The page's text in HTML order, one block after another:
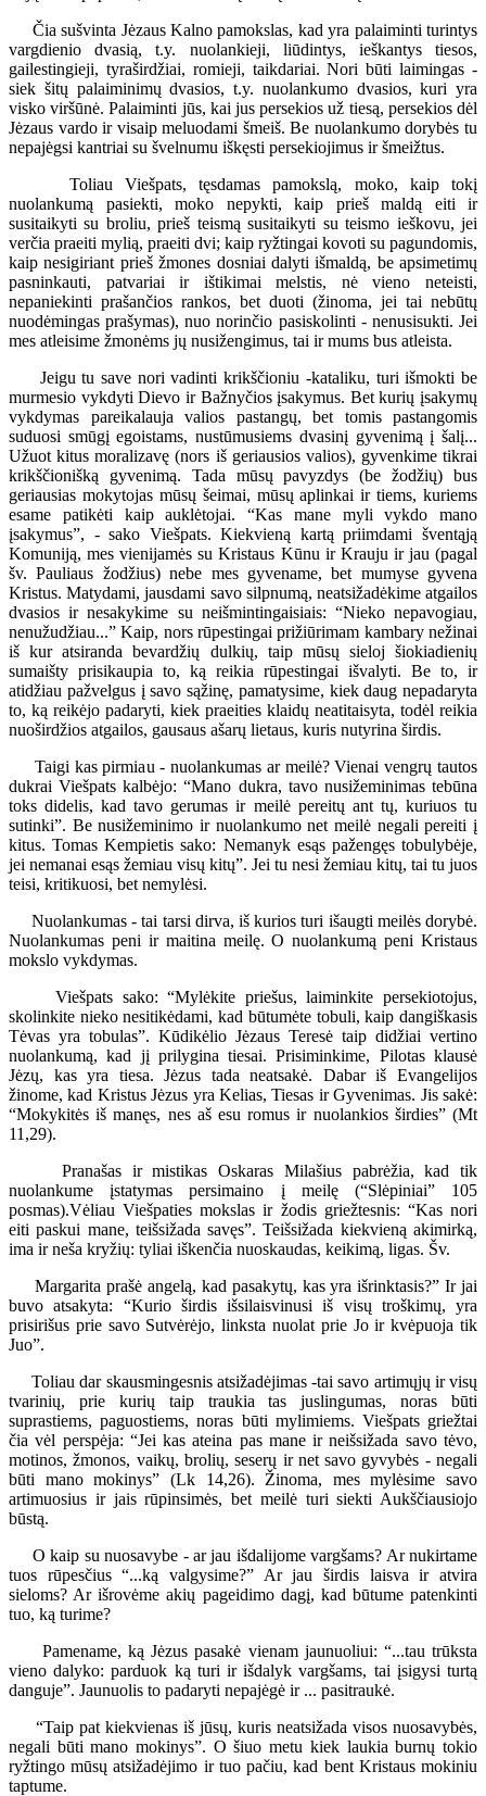
Čia sušvinta Jėzaus Kalno pamokslas, kad yra palaiminti turintys
vargdienio dvasią, t.y. nuolankieji, liūdintys, ieškantys tiesos,
gailestingieji, tyraširdžiai, romieji, taikdariai. Nori būti laimingas -
siek šitų palaiminimų dvasios, t.y. nuolankumo dvasios, kuri yra
visko viršūnė. Palaiminti jūs, kai jus persekios už tiesą, persekios dėl
Jėzaus vardo ir visaip meluodami šmeiš. Be nuolankumo dorybės tu
nepajėgsi kantriai su švelnumu iškęsti persekiojimus ir šmeižtus.
Toliau Viešpats, tęsdamas pamokslą, moko, kaip tokį
nuolankumą pasiekti, moko nepykti, kaip prieš maldą eiti ir
susitaikyti su broliu, prieš teismą susitaikyti su teismo ieškovu, jei
verčia praeiti mylią, praeiti dvi; kaip ryžtingai kovoti su pagundomis,
kaip nesigiriant prieš žmones dosniai dalyti išmaldą, be apsimetimų
pasninkauti, patvariai ir ištikimai melstis, nė vieno neteisti,
nepaniekinti prašančios rankos, bet duoti (žinoma, jei tai nebūtų
nuodėmingas prašymas), nuo norinčio pasiskolinti - nenusisukti. Jei
mes atleisime žmonėms jų nusižengimus, tai ir mums bus atleista.
Jeigu tu save nori vadinti krikščioniu -kataliku, turi išmokti be
murmesio vykdyti Dievo ir Bažnyčios įsakymus. Bet kurių įsakymų
vykdymas pareikalauja valios pastangų, bet tomis pastangomis
suduosi smūgį egoistams, nustūmusiems dvasinį gyvenimą į šalį...
Užuot kitus moralizavę (nors iš geriausios valios), gyvenkime tikrai
krikščionišką gyvenimą. Tada mūsų pavyzdys (be žodžių) bus
geriausias mokytojas mūsų šeimai, mūsų aplinkai ir tiems, kuriems
esame patikėti kaip auklėtojai. “Kas mane myli vykdo mano
įsakymus”, - sako Viešpats. Kiekvieną kartą priimdami šventąją
Komuniją, mes vienijamės su Kristaus Kūnu ir Krauju ir jau (pagal
šv. Pauliaus žodžius) nebe mes gyvename, bet mumyse gyvena
Kristus. Matydami, jausdami savo silpnumą, neatsižadėkime atgailos
dvasios ir nesakykime su neišmintingaisiais: “Nieko nepavogiau,
nenužudžiau...” Kaip, nors rūpestingai prižiūrimam kambary nežinai
iš kur atsiranda bevardžių dulkių, taip mūsų sieloj šiokiadienių
sumaišty prisikaupia to, ką reikia rūpestingai išvalyti. Be to, ir
atidžiau pažvelgus į savo sąžinę, pamatysime, kiek daug nepadaryta
to, ką reikėjo padaryti, kiek praeities klaidų neatitaisyta, todėl reikia
nuoširdžios atgailos, gausaus ašarų lietaus, kuris nutyrina širdis.
Taigi kas pirmiau - nuolankumas ar meilė? Vienai vengrų tautos
dukrai Viešpats kalbėjo: “Mano dukra, tavo nusižeminimas tebūna
toks didelis, kad tavo gerumas ir meilė pereitų ant tų, kuriuos tu
sutinki”. Be nusižeminimo ir nuolankumo net meilė negali pereiti į
kitus. Tomas Kempietis sako: Nemanyk esąs pažengęs tobulybėje,
jei nemanai esąs žemiau visų kitų”. Jei tu nesi žemiau kitų, tai tu juos
teisi, kritikuosi, bet nemylėsi.
Nuolankumas - tai tarsi dirva, iš kurios turi išaugti meilės dorybė.
Nuolankumas peni ir maitina meilę. O nuolankumą peni Kristaus
mokslo vykdymas.
Viešpats sako: “Mylėkite priešus, laiminkite persekiotojus,
skolinkite nieko nesitikėdami, kad būtumėte tobuli, kaip dangiškasis
Tėvas yra tobulas”. Kūdikėlio Jėzaus Teresė taip didžiai vertino
nuolankumą, kad jį prilygina tiesai. Prisiminkime, Pilotas klausė
Jėzų, kas yra tiesa. Jėzus tada neatsakė. Dabar iš Evangelijos
žinome, kad Kristus Jėzus yra Kelias, Tiesas ir Gyvenimas. Jis sakė:
“Mokykitės iš manęs, nes aš esu romus ir nuolankios širdies” (Mt
11,29).
Pranašas ir mistikas Oskaras Milašius pabrėžia, kad tik
nuolankume įstatymas persimaino į meilę (“Slėpiniai” 105
posmas).Vėliau Viešpaties mokslas ir žodis griežtesnis: “Kas nori
eiti paskui mane, teišsižada savęs”. Teišsižada kiekvieną akimirką,
ima ir neša kryžių: tyliai iškenčia nuoskaudas, keikimą, ligas. Šv.
Margarita prašė angelą, kad pasakytų, kas yra išrinktasis?” Ir jai
buvo atsakyta: “Kurio širdis išsilaisvinusi iš visų troškimų, yra
prisirišus prie savo Sutvėrėjo, linksta nuolat prie Jo ir kvėpuoja tik
Juo”.
Toliau dar skausmingesnis atsižadėjimas -tai savo artimųjų ir visų
tvarinių, prie kurių taip traukia tas juslingumas, noras būti
suprastiems, paguostiems, noras būti mylimiems. Viešpats griežtai
čia vėl perspėja: “Jei kas ateina pas mane ir neišsižada savo tėvo,
motinos, žmonos, vaikų, brolių, seserų ir net savo gyvybės - negali
būti mano mokinys” (Lk 14,26). Žinoma, mes mylėsime savo
artimuosius ir jais rūpinsimės, bet meilė turi siekti Aukščiausiojo
būstą.
O kaip su nuosavybe - ar jau išdalijome vargšams? Ar nukirtame
tuos rūpesčius “...ką valgysime?” Ar jau širdis laisva ir atvira
sieloms? Ar išrovėme akių pageidimo dagį, kad būtume patenkinti
tuo, ką turime?
Pamename, ką Jėzus pasakė vienam jaunuoliui: “...tau trūksta
vieno dalyko: parduok ką turi ir išdalyk vargšams, tai įsigysi turtą
danguje”. Jaunuolis to padaryti nepajėgė ir ... pasitraukė.
“Taip pat kiekvienas iš jūsų, kuris neatsižada visos nuosavybės,
negali būti mano mokinys”. O šiuo metu kiek laukia burnų tokio
ryžtingo mūsų atsižadėjimo ir tuo pačiu, kad bent Kristaus mokiniu
taptume.